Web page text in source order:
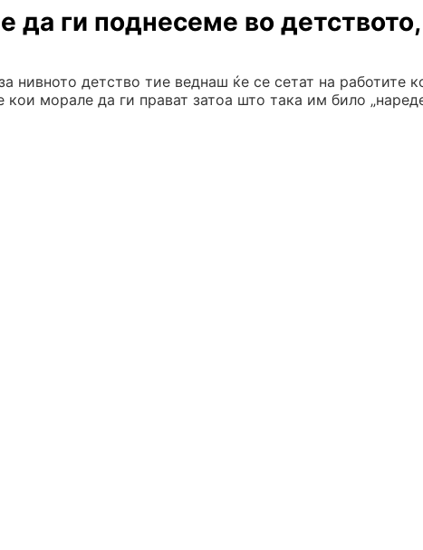
ги поднесеме во
нивното детство тие веднаш ќе се сетат на работите
морале да ги прават затоа што така им било